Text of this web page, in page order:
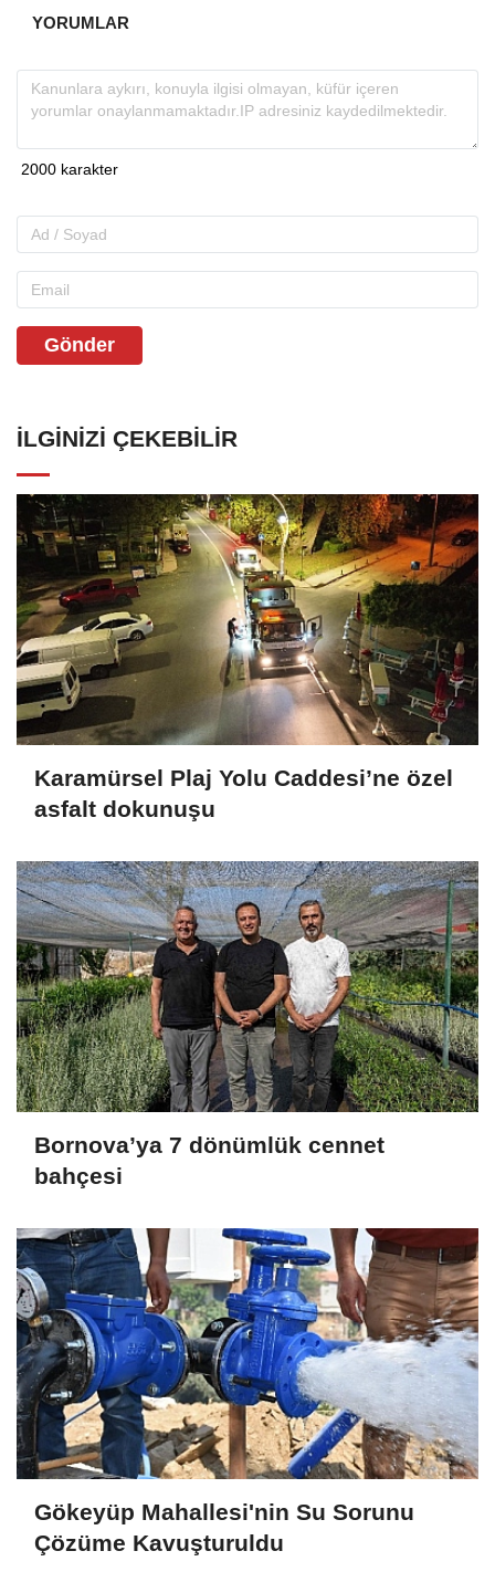
YORUMLAR
Gönder
İLGINIZI ÇEKEBILIR
Karamürsel Plaj Yolu Caddesi’ne özel
asfalt dokunuşu
Bornova’ya 7 dönümlük cennet
bahçesi
Gökeyüp Mahallesi'nin Su Sorunu
Çözüme Kavuşturuldu